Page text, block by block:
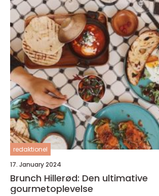
redaktionel
17. January 2024
Brunch Hillerød: Den ultimative
gourmetoplevelse